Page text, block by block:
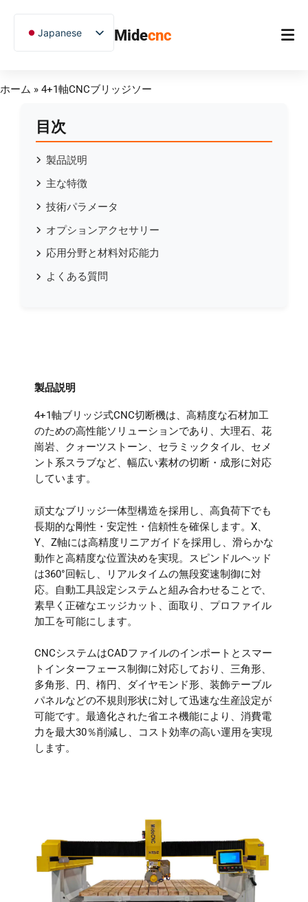
Midecnc
ホーム
アプリケーション
Blog
サポート
Japanese
English
German
French
Spanish
Arabic
Russian
Uzbek
Polish
Hindi
ホーム » 4+1軸CNCブリッジソー
目次
製品説明
主な特徴
技術パラメータ
オプションアクセサリー
応用分野と材料対応能力
よくある質問
製品説明
4+1軸ブリッジ式CNC切断機は、高精度な石材加工
のための高性能ソリューションであり、大理石、花
崗岩、クォーツストーン、セラミックタイル、セメ
ント系スラブなど、幅広い素材の切断・成形に対応
しています。
頑丈なブリッジ一体型構造を採用し、高負荷下でも
長期的な剛性・安定性・信頼性を確保します。X、
Y、Z軸には高精度リニアガイドを採用し、滑らかな
動作と高精度な位置決めを実現。スピンドルヘッド
は360°回転し、リアルタイムの無段変速制御に対
応。自動工具設定システムと組み合わせることで、
素早く正確なエッジカット、面取り、プロファイル
加工を可能にします。
CNCシステムはCADファイルのインポートとスマー
トインターフェース制御に対応しており、三角形、
多角形、円、楕円、ダイヤモンド形、装飾テーブル
パネルなどの不規則形状に対して迅速な生産設定が
可能です。最適化された省エネ機能により、消費電
力を最大30％削減し、コスト効率の高い運用を実現
します。